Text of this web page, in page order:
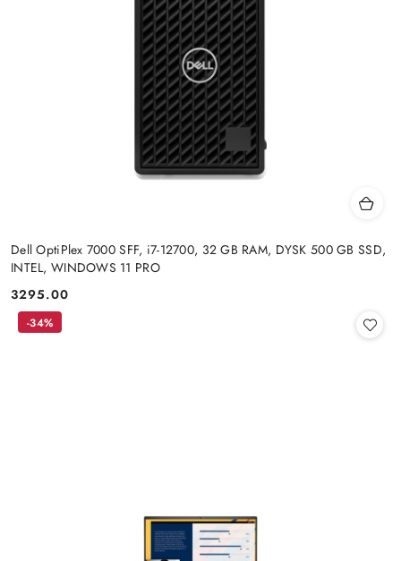
Dell OptiPlex 7000 SFF, i7-12700, 32 GB RAM, DYSK 500 GB SSD,
INTEL, WINDOWS 11 PRO
Cena:
3295.00
-34%